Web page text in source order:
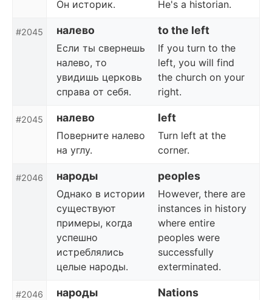
Он историк. He's a historian.
#2045 налево to the left
Если ты свернешь
налево, то
увидишь церковь
справа от себя.
If you turn to the
left, you will find
the church on your
right.
#2045 налево left
Поверните налево
на углу.
Turn left at the
corner.
#2046 народы peoples
Однако в истории
существуют
примеры, когда
успешно
истреблялись
целые народы.
However, there are
instances in history
where entire
peoples were
successfully
exterminated.
#2046 народы Nations